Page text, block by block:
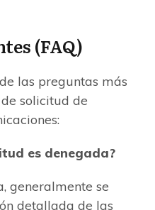
(FAQ)
las preguntas más
solicitud de
es denegada?
generalmente se
detallada de las